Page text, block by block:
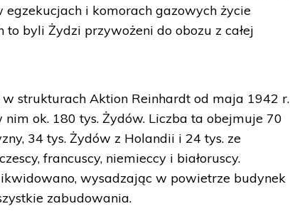
egzekucjach i komorach gazowych życie
to byli Żydzi przywożeni do obozu z całej
w strukturach Aktion Reinhardt od maja 1942 r.
ok. 180 tys. Żydów. Liczba ta obejmuje 70
34 tys. Żydów z Holandii i 24 tys. ze
francuscy, niemieccy i białoruscy.
wysadzając w powietrze budynek
zabudowania.